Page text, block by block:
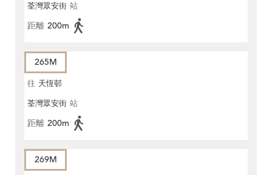
荃灣眾安街 站
距離 200m
265M
往 天恆邨
荃灣眾安街 站
距離 200m
269M